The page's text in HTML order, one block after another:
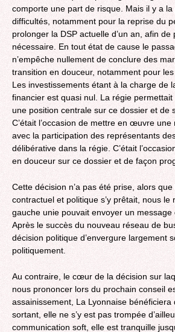
comporte une part de risque. Mais il y a
difficultés, notamment pour la reprise du
prolonger la DSP actuelle d’un an, afin
nécessaire. En tout état de cause le
n’empêche nullement de conclure des
transition en douceur, notamment pour les
Les investissements étant à la charge de
financier est quasi nul. La régie permettait
une position centrale sur ce dossier et de
C’était l’occasion de mettre en œuvre
avec la participation des représentants
délibérative dans la régie. C’était
en douceur sur ce dossier et de façon
Cette décision n’a pas été prise, alors
contractuel et politique s’y prêtait, nous le
gauche unie pouvait envoyer un message
Après le succès du nouveau réseau de
décision politique d’envergure largement
politiquement.
Au contraire, le cœur de la décision sur
nous prononcer lors du prochain conseil
assainissement, La Lyonnaise bénéficiera
sortant, elle ne s’y est pas trompée
communication soft, elle est tranquille